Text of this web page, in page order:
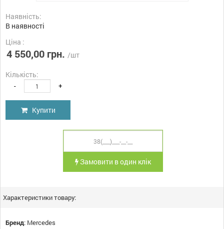
Наявність:
В наявності
Ціна :
4 550,00 грн. /шт
Кількість:
- +
Купити
Замовити в один клік
Характеристики товару:
Бренд: Mercedes